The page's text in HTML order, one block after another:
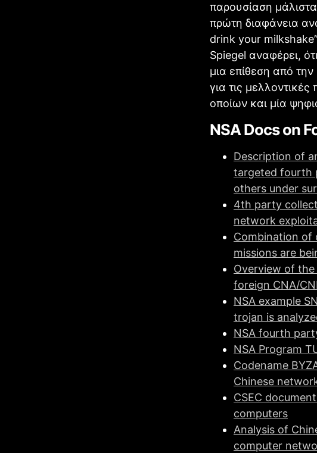
παρουσίαση
πρώτη διαφάνεια
drink your
Spiegel αναφέρει,
μια επίθεση από
για τις
οποίων και μία
ΝSA Docs on
Description of
targeted fourth
others under
4th party
network
Combination of
missions are
Overview of the
foreign CNA/
ΝSA example
trojan is
ΝSA fourth
ΝSA Program
Codename
Chinese
CSEC
computers
Analysis of
computer